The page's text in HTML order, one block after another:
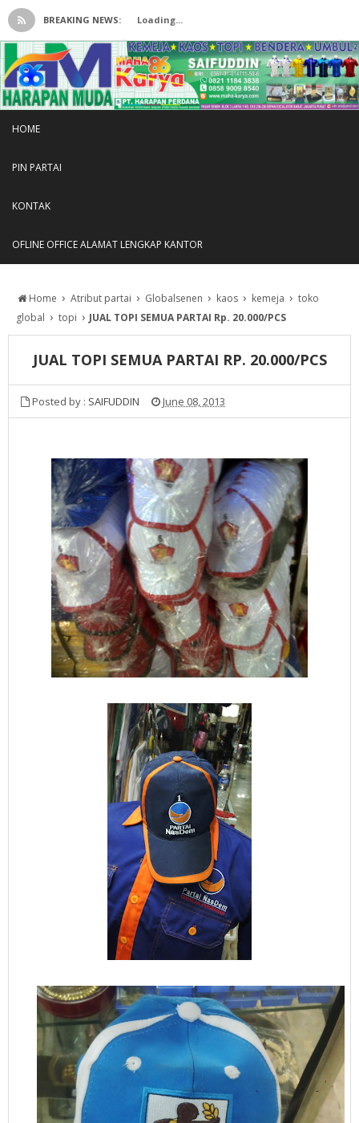
BREAKING NEWS: Loading...
HOME
PIN PARTAI
KONTAK
OFLINE OFFICE ALAMAT LENGKAP KANTOR
Home › Atribut partai › Globalsenen › kaos › kemeja › toko
global › topi › JUAL TOPI SEMUA PARTAI Rp. 20.000/PCS
JUAL TOPI SEMUA PARTAI RP. 20.000/PCS
Posted by : SAIFUDDIN June 08, 2013